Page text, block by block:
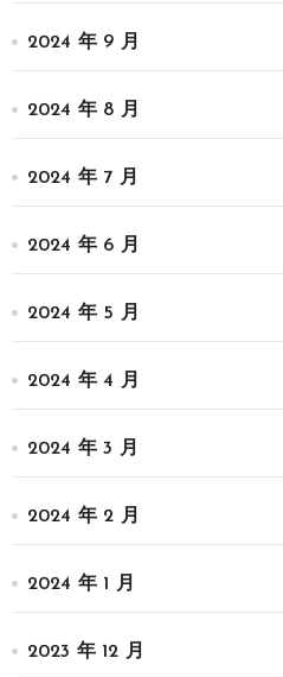
2024 年 9 月
2024 年 8 月
2024 年 7 月
2024 年 6 月
2024 年 5 月
2024 年 4 月
2024 年 3 月
2024 年 2 月
2024 年 1 月
2023 年 12 月